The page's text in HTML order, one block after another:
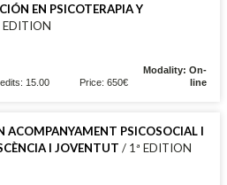
EN PSICOTERAPIA Y
EDITION
15.00 Price: 650€
Modality: On-
line
ACOMPANYAMENT PSICOSOCIAL I
I JOVENTUT / 1ª EDITION